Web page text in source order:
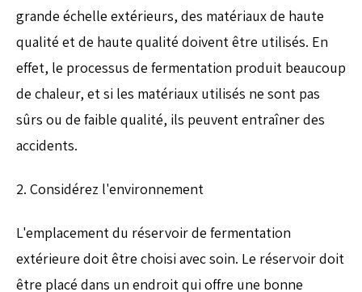
grande échelle extérieurs, des matériaux de haute
qualité et de haute qualité doivent être utilisés. En
effet, le processus de fermentation produit beaucoup
de chaleur, et si les matériaux utilisés ne sont pas
sûrs ou de faible qualité, ils peuvent entraîner des
accidents.
2. Considérez l'environnement
L'emplacement du réservoir de fermentation
extérieure doit être choisi avec soin. Le réservoir doit
être placé dans un endroit qui offre une bonne